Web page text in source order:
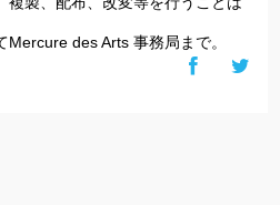
des Arts 事務局まで。